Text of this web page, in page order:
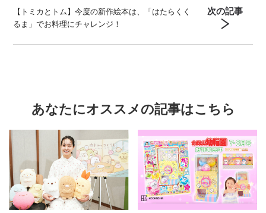
【トミカとトム】今度の新作絵本は、「はたらくく
るま」でお料理にチャレンジ！
次の記事
あなたにオススメの記事はこちら